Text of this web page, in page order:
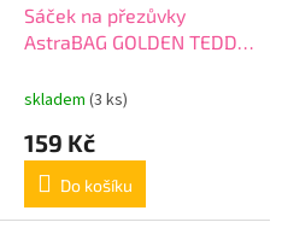
Sáček na přezůvky
AstraBAG GOLDEN TEDDY,
skladem (3 ks)
159 Kč
Do košíku